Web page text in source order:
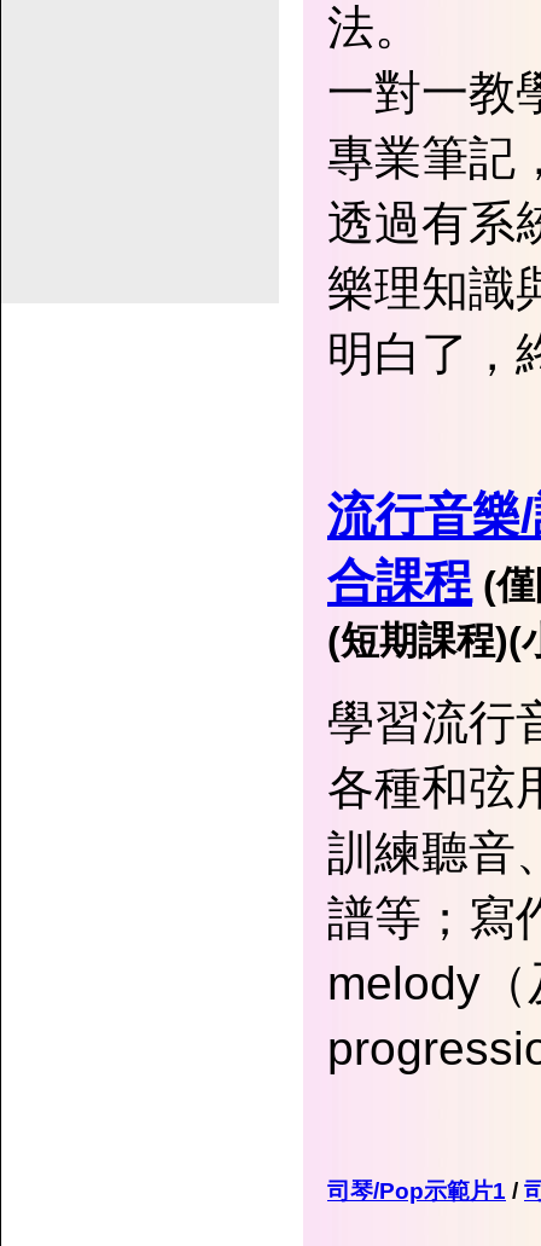
法。
一對一教
專業筆記
透過有系
樂理知識
明白了，
流行音樂
合課程 (
(短期課程)(
學習流行
各種和弦
訓練聽音
譜等；寫
melody
司琴/Pop示範片1 /